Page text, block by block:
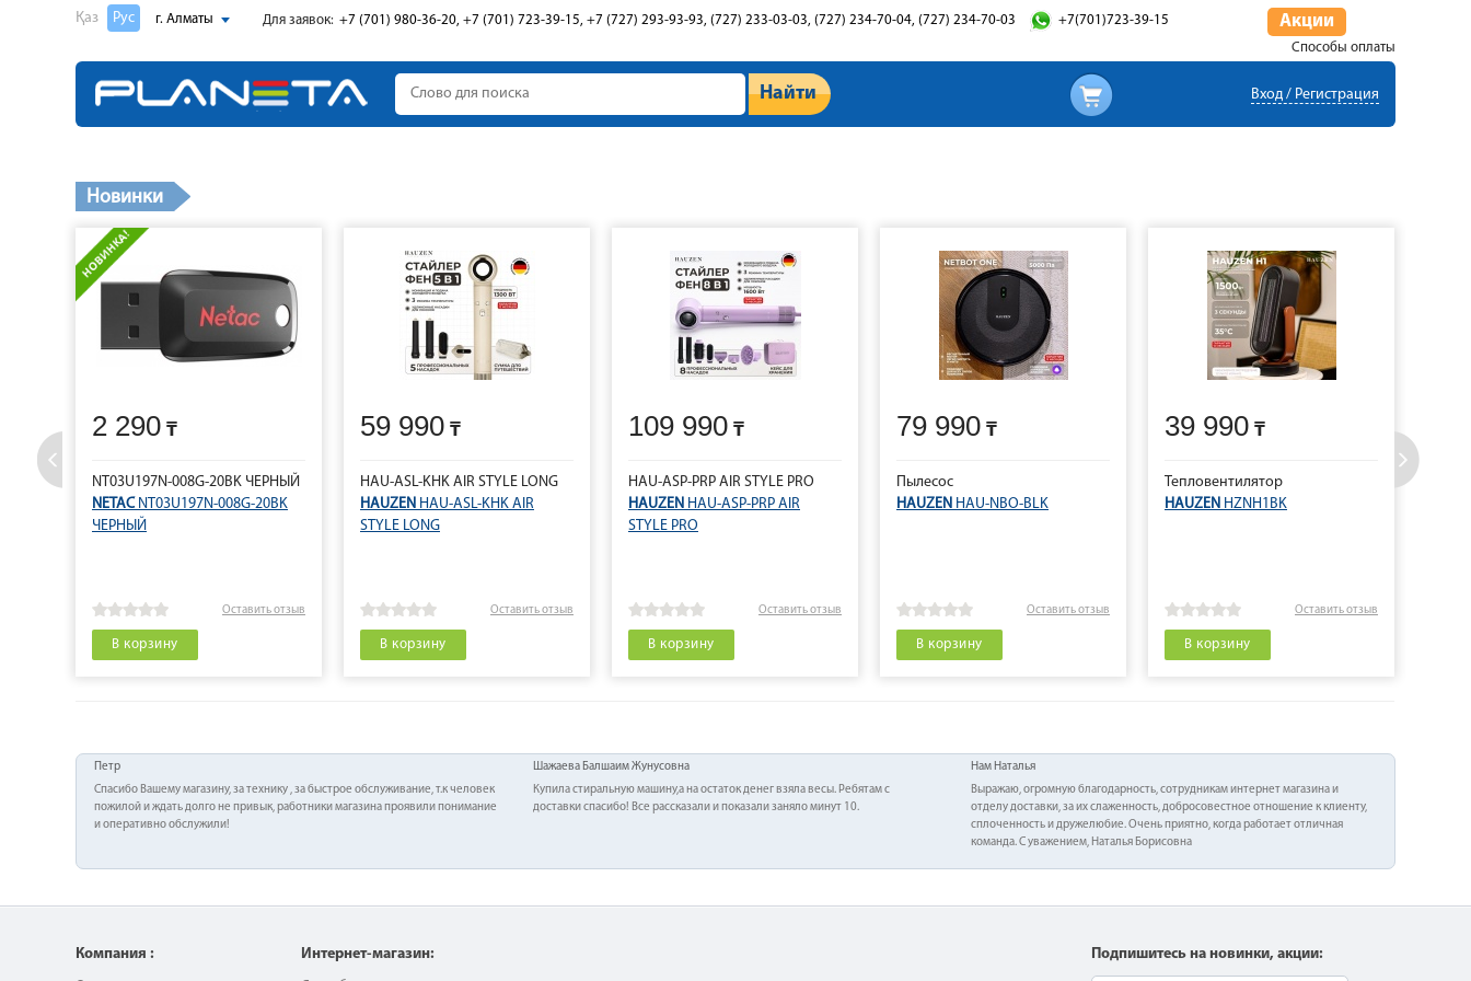
Қаз Рус г. Алматы Для заявок: +7 (701) 980-36-20, +7 (701) 723-39-15, +7 (727) 293-93-93, (727) 233-03-03, (727) 234-70-04, (727) 234-70-03 +7(701)723-39-15 Акции
Способы оплаты
Найти Вход / Регистрация
Новинки
2 290
NT03U197N-008G-20BK ЧЕРНЫЙ
NETACNT03U197N-008G-20BK
ЧЕРНЫЙ
Оставить отзыв
В корзину
59 990
HAU-ASL-KHK AIR STYLE LONG
HAUZEN HAU-ASL-KHK AIR
STYLE LONG
Оставить отзыв
В корзину
109 990
HAU-ASP-PRP AIR STYLE PRO
HAUZEN HAU-ASP-PRP AIR
STYLE PRO
Оставить отзыв
В корзину
79 990
Пылесос
HAUZEN HAU-NBO-BLK
Оставить отзыв
В корзину
39 990
Тепловентилятор
HAUZEN HZNH1BK
Оставить отзыв
В корзину
Петр
Cпасибо Вашему магазину, за технику , за быстрое обслуживание, т.к человек
пожилой и ждать долго не привык, работники магазина проявили понимание
и оперативно обслужили!
Шажаева Балшаим Жунусовна
Купила стиральную машину,а на остаток денег взяла весы. Ребятам с
доставки спасибо! Все рассказали и показали заняло минут 10.
Нам Наталья
Выражаю, огромную благодарность, сотрудникам интернет магазина и
отделу доставки, за их слаженность, добросовестное отношение к клиенту,
сплоченность и дружелюбие. Очень приятно, когда работает отличная
команда. С уважением, Наталья Борисовна
Компания : Интернет-магазин: Подпишитесь на новинки, акции: